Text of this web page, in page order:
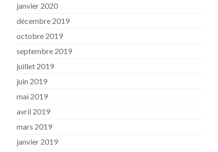
janvier 2020
décembre 2019
octobre 2019
septembre 2019
juillet 2019
juin 2019
mai 2019
avril 2019
mars 2019
janvier 2019